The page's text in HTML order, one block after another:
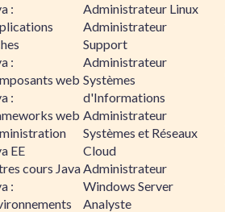
:
:
web
:
web
EE
cours Java
:
Administrateur Linux
Administrateur
Support
Administrateur
Systèmes
d'Informations
Administrateur
Systèmes et Réseaux
Cloud
Administrateur
Windows Server
Analyste